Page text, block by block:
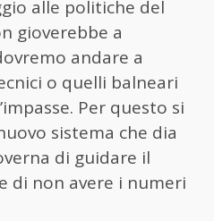
alle politiche del
gioverebbe a
andare a
o quelli balneari
Per questo si
sistema che dia
di guidare il
di non avere i numeri